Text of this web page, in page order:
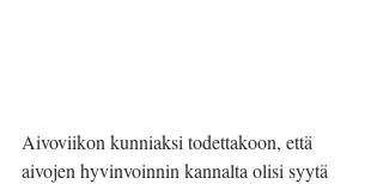
Aivoviikon kunniaksi todettakoon, että
aivojen hyvinvoinnin kannalta olisi syytä